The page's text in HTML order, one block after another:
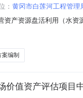
： 黄冈市白莲河工程管理
资产资源盘活利用（水
案编制
价值资产评估项目